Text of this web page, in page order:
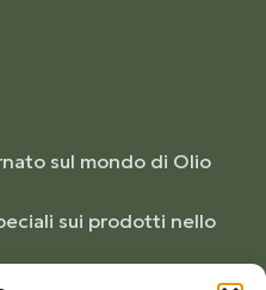
sul mondo di Olio
sui prodotti nello